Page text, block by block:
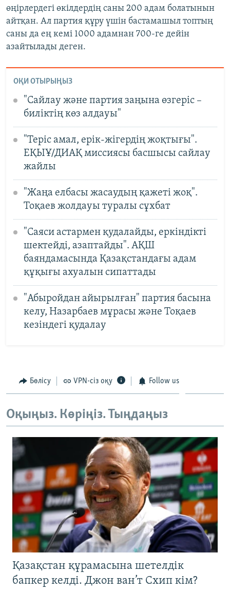
өңірлердегі өкілдердің саны 200 адам болатынын
айтқан. Ал партия құру үшін бастамашыл топтың
саны да ең кемі 1000 адамнан 700-ге дейін
азайтылады деген.
ОҚИ ОТЫРЫҢЫЗ
"Сайлау және партия заңына өзгеріс –
биліктің көз алдауы"
"Теріс амал, ерік-жігердің жоқтығы".
ЕҚЫҰ/ДИАҚ миссиясы басшысы сайлау
жайлы
"Жаңа елбасы жасаудың қажеті жоқ".
Тоқаев жолдауы туралы сұхбат
"Саяси астармен қудалайды, еркіндікті
шектейді, азаптайды". АҚШ
баяндамасында Қазақстандағы адам
құқығы ахуалын сипаттады
"Абыройдан айырылған" партия басына
келу, Назарбаев мұрасы және Тоқаев
кезіндегі қудалау
Бөлісу VPN-сіз оқу Follow us
Оқыңыз. Көріңіз. Тыңдаңыз
Қазақстан құрамасына шетелдік
бапкер келді. Джон ван’т Схип кім?